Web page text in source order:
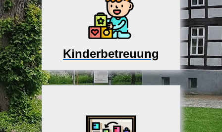
Kinderbetreuung